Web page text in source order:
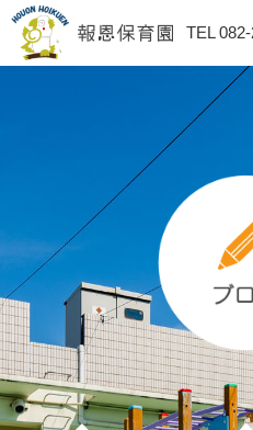
秋
の
味
報
恩
保
育
園
TEL